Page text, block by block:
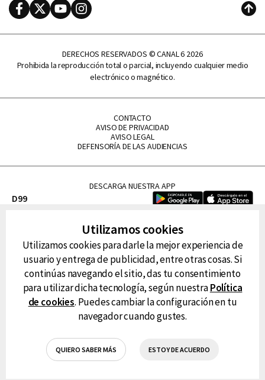
FacebookTwitterYoutubeInstagram
DERECHOS RESERVADOS © CANAL 6 2026
Prohibida la reproducción total o parcial, incluyendo cualquier medio
electrónico o magnético.
CONTACTO
AVISO DE PRIVACIDAD
AVISO LEGAL
DEFENSORÍA DE LAS AUDIENCIAS
DESCARGA NUESTRA APP
D99
FM Tu
RG Deportiva
Classic FM
Utilizamos cookies
Utilizamos cookies para darle la mejor experiencia de
usuario y entrega de publicidad, entre otras cosas. Si
continúas navegando el sitio, das tu consentimiento
para utilizar dicha tecnología, según nuestraPolítica
de cookies. Puedes cambiar la configuración en tu
navegador cuando gustes.
QUIERO SABER MÁS ESTOY DE ACUERDO